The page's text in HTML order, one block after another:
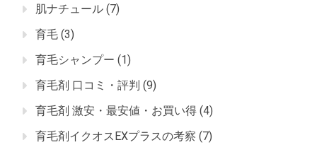
肌ナチュール (7)
育毛 (3)
育毛シャンプー (1)
育毛剤 口コミ・評判 (9)
育毛剤 激安・最安値・お買い得 (4)
育毛剤イクオスEXプラスの考察 (7)